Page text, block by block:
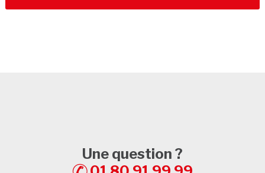
Une question ?